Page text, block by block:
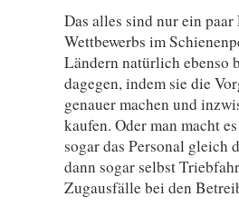
Das alles sind nur ein
Wettbewerbs im
Ländern natürlich ebenso
dagegen, indem sie die
genauer machen und
kaufen. Oder man macht
sogar das Personal gleich
dann sogar selbst
Zugausfälle bei den